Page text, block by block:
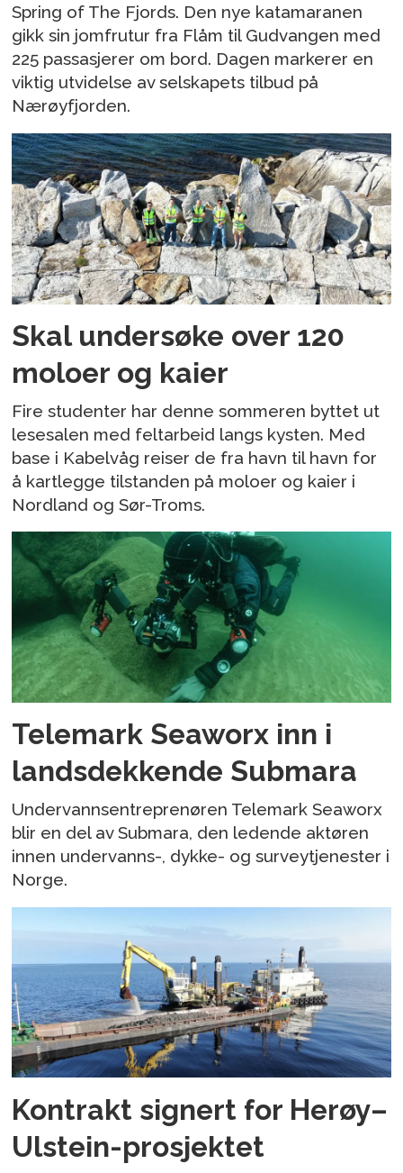
Spring of The Fjords. Den nye katamaranen
gikk sin jomfrutur fra Flåm til Gudvangen med
225 passasjerer om bord. Dagen markerer en
viktig utvidelse av selskapets tilbud på
Nærøyfjorden.
Skal undersøke over 120
moloer og kaier
Fire studenter har denne sommeren byttet ut
lesesalen med feltarbeid langs kysten. Med
base i Kabelvåg reiser de fra havn til havn for
å kartlegge tilstanden på moloer og kaier i
Nordland og Sør-Troms.
Telemark Seaworx inn i
landsdekkende Submara
Undervannsentreprenøren Telemark Seaworx
blir en del av Submara, den ledende aktøren
innen undervanns-, dykke- og surveytjenester i
Norge.
Kontrakt signert for Herøy–
Ulstein-prosjektet